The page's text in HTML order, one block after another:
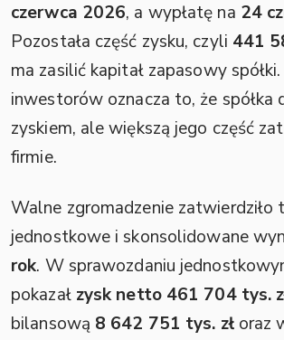
czerwca 2026, a wypłatę na 24
Pozostała część zysku, czyli 441
ma zasilić kapitał zapasowy
inwestorów oznacza to, że spółka
zyskiem, ale większą jego część
firmie.
Walne zgromadzenie zatwierdziło
jednostkowe i skonsolidowane
rok. W sprawozdaniu
pokazał zysk netto 461 704 tys.
bilansową 8 642 751 tys. złoraz